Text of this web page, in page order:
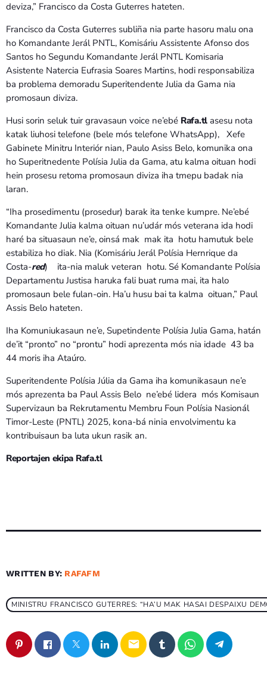
deviza,” Francisco da Costa Guterres hateten.
Francisco da Costa Guterres subliña nia parte hasoru malu ona
ho Komandante Jerál PNTL, Komisáriu Assistente Afonso dos
Santos ho Segundu Komandante Jerál PNTL Komisaria
Asistente Natercia Eufrasia Soares Martins, hodi responsabiliza
ba problema demoradu Superitendente Julia da Gama nia
promosaun diviza.
Husi sorin seluk tuir gravasaun voice ne’ebé Rafa.tlasesu nota
katak liuhosi telefone (bele mós telefone WhatsApp), Xefe
Gabinete Minitru Interiór nian, Paulo Asiss Belo, komunika ona
ho Superitnedente Polísia Julia da Gama, atu kalma oituan hodi
hein prosesu retoma promosaun diviza iha tmepu badak nia
laran.
“Iha prosedimentu (prosedur) barak ita tenke kumpre. Ne’ebé
Komandante Julia kalma oituan nu’udár mós veterana ida hodi
haré ba situasaun ne’e, oinsá mak mak ita hotu hamutuk bele
estabiliza ho diak. Nia (Komisáriu Jerál Polísia Hernrique da
Costa-red) ita-nia maluk veteran hotu. Sé Komandante Polísia
Departamentu Justisa haruka fali buat ruma mai, ita halo
promosaun bele fulan-oin. Ha’u husu bai ta kalma oituan,” Paul
Assis Belo hateten.
Iha Komuniukasaun ne’e, Supetindente Polísia Julia Gama, hatán
de’it “pronto” no “prontu” hodi aprezenta mós nia idade 43 ba
44 moris iha Ataúro.
Superitendente Polísia Júlia da Gama iha komunikasaun ne’e
mós aprezenta ba Paul Assis Belo ne’ebé lidera mós Komisaun
Supervizaun ba Rekrutamentu Membru Foun Polísia Nasionál
Timor-Leste (PNTL) 2025, kona-bá ninia envolvimentu ka
kontribuisaun ba luta ukun rasik an.
Reportajen ekipa Rafa.tl
WRITTEN BY: RAFAFM
MINISTRU FRANCISCO GUTERRES: “HA’U MAK HASAI DESPAIXU
email